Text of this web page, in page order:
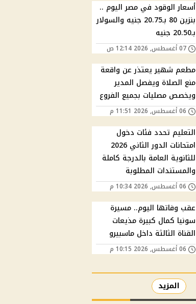
أسعار الوقود في مصر اليوم ..
بنزين 80 بـ20.75 جنيه والسولار
بـ20.50 جنيه
07 أغسطس, 2026 12:14 ص
مطعم شهير يعتذر عن واقعة
منع الصلاة ويفصل المدير
ويخصص مصليات بجميع الفروع
06 أغسطس, 2026 11:51 م
التعليم تحدد فئات دخول
امتحانات الدور الثاني 2026
للثانوية العامة بالدرجة كاملة
والمستندات المطلوبة
06 أغسطس, 2026 10:34 م
عقب وفاتها اليوم.. مسيرة
سونيا كمال كبيرة مذيعات
القناة الثالثة داخل ماسبيرو
06 أغسطس, 2026 10:15 م
المزيد